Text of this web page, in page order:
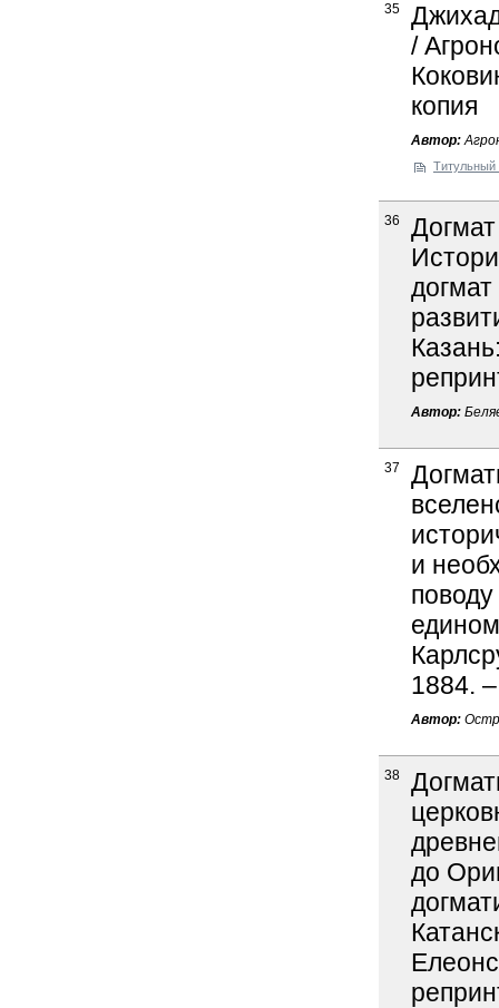
35
/
копия
Автор:
Титульный
36
Автор:
37
и
1884.
Автор:
38
до